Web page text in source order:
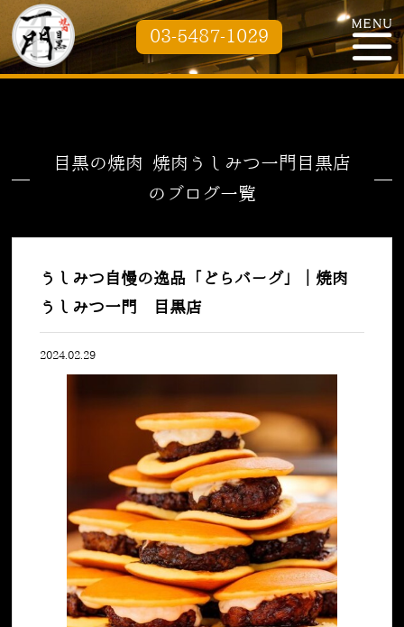
03-5487-1029
目黒の焼肉 焼肉うしみつ一門目黒店
のブログ一覧
うしみつ自慢の逸品「どらバーグ」｜焼肉
うしみつ一門 目黒店
2024.02.29